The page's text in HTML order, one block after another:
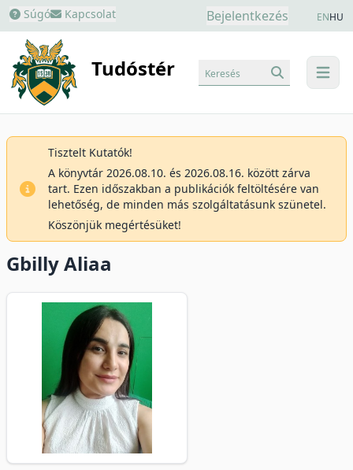
Súgó Kapcsolat Bejelentkezés ENHU
Tudóstér menu
Keresés
Tisztelt Kutatók!
A könyvtár 2026.08.10. és 2026.08.16. között zárva
tart. Ezen időszakban a publikációk feltöltésére van
lehetőség, de minden más szolgáltatásunk szünetel.
Köszönjük megértésüket!
Gbilly Aliaa